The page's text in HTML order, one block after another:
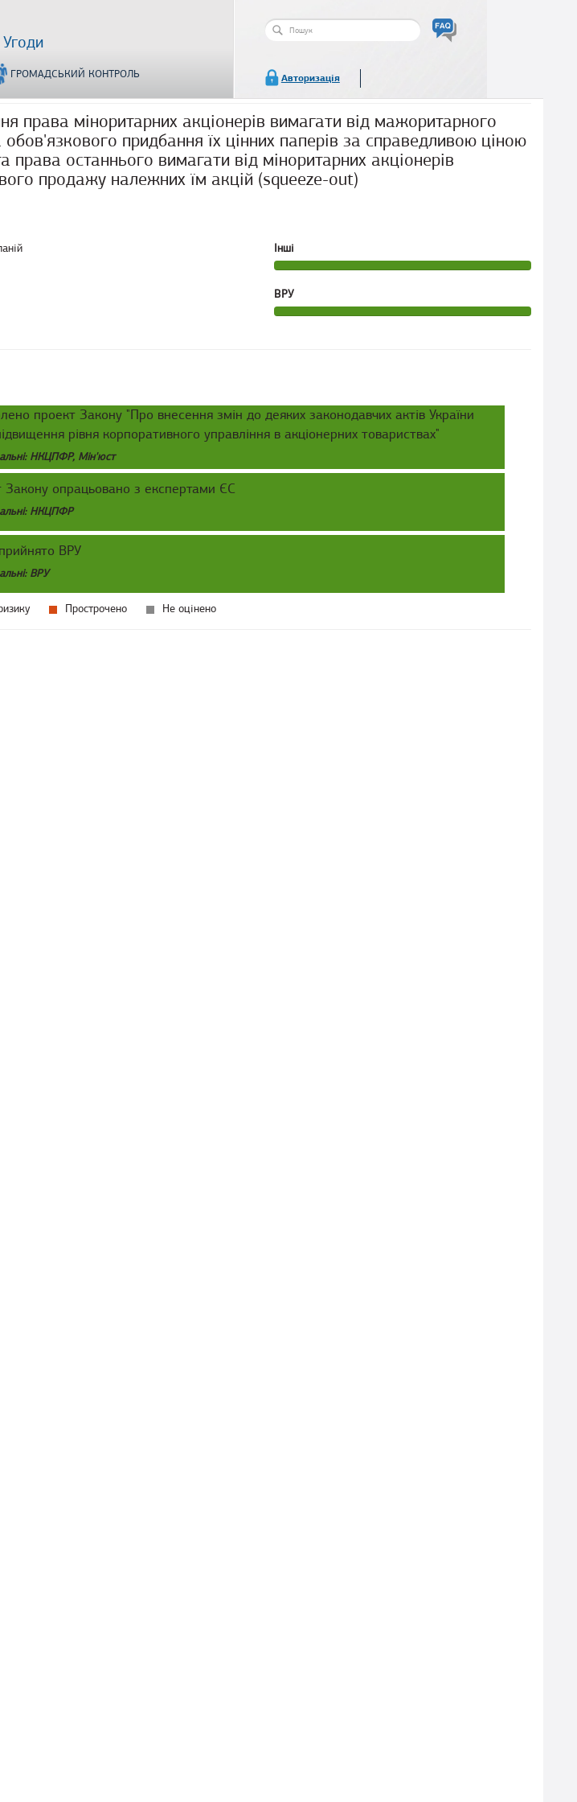
Угоди
ГРОМАДСЬКИЙ КОНТРОЛЬ
Пошукова
Авторизація
права міноритарних акціонерів вимагати від мажоритарного
обов'язкового придбання їх цінних паперів за справедливою ціною
права останнього вимагати від міноритарних акціонерів
продажу належних їм акцій (squeeze-out)
Інші
ВРУ
проект Закону "Про внесення змін до деяких законодавчих актів України
рівня корпоративного управління в акціонерних товариствах"
НКЦПФР, Мін'юст
Закону опрацьовано з експертами ЄС
НКЦПФР
ВРУ
ВРУ
Прострочено Не оцінено